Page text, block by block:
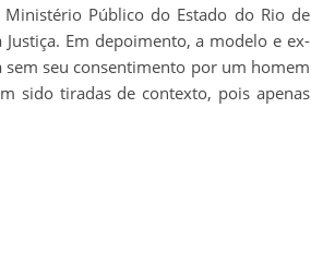
Público do Estado do Rio de
Em depoimento, a modelo e ex-
seu consentimento por um homem
sido tiradas de contexto, pois apenas